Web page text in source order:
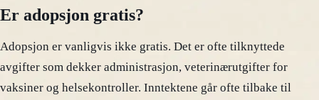
Er adopsjon gratis?
Adopsjon er vanligvis ikke gratis. Det er ofte tilknyttede
avgifter som dekker administrasjon, veterinærutgifter for
vaksiner og helsekontroller. Inntektene går ofte tilbake til